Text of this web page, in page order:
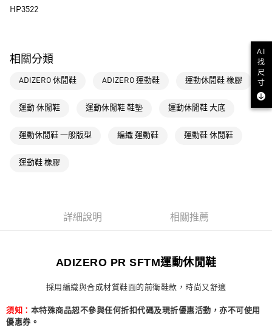
運送方式
付款後全家取貨
每筆NT$80，滿NT$1,500(含以上)免運費
萊爾富取貨付款
每筆NT$80，滿NT$1,500(含以上)免運費
付款後7-11取貨
每筆NT$80，滿NT$1,500(含以上)免運費
HP3522
相關分類
ADIZERO 休閒鞋 ADIZERO 運動鞋 運動休閒鞋 橡膠
運動 休閒鞋 運動休閒鞋 鞋墊 運動休閒鞋 大底
運動休閒鞋 一般版型 編織 運動鞋 運動鞋 休閒鞋
運動鞋 橡膠
詳細說明 相關推薦
ADIZERO PR SFTM運動休閒鞋
採用編織與合成材質鞋面的前衛鞋款，時尚又舒適
須知： 本特殊商品恕不參與任何折扣代碼及現折優惠活動，亦不可使用
優惠券。
AI
找
尺
寸